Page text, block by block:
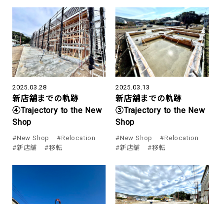
2025.03.28
新店舗までの軌跡
④Trajectory to the New
Shop
#New Shop
#Relocation
#新店舗
#移転
2025.03.13
新店舗までの軌跡
③Trajectory to the New
Shop
#New Shop
#Relocation
#新店舗
#移転